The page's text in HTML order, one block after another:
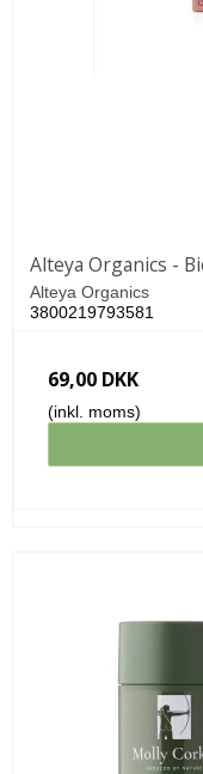
Alteya Organics -
Alteya Organics
3800219793581
69,00 DKK
(inkl. moms)